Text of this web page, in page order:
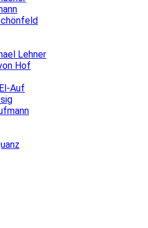
Lehner
Hof
Auf